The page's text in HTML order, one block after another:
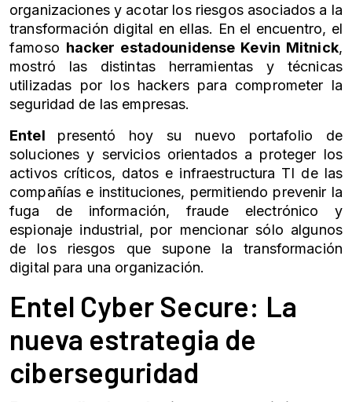
organizaciones y acotar los riesgos asociados a la
transformación digital en ellas. En el encuentro, el
famoso hacker estadounidense Kevin Mitnick,
mostró las distintas herramientas y técnicas
utilizadas por los hackers para comprometer la
seguridad de las empresas.
Entel presentó hoy su nuevo portafolio de
soluciones y servicios orientados a proteger los
activos críticos, datos e infraestructura TI de las
compañías e instituciones, permitiendo prevenir la
fuga de información, fraude electrónico y
espionaje industrial, por mencionar sólo algunos
de los riesgos que supone la transformación
digital para una organización.
Entel Cyber Secure: La
nueva estrategia de
ciberseguridad